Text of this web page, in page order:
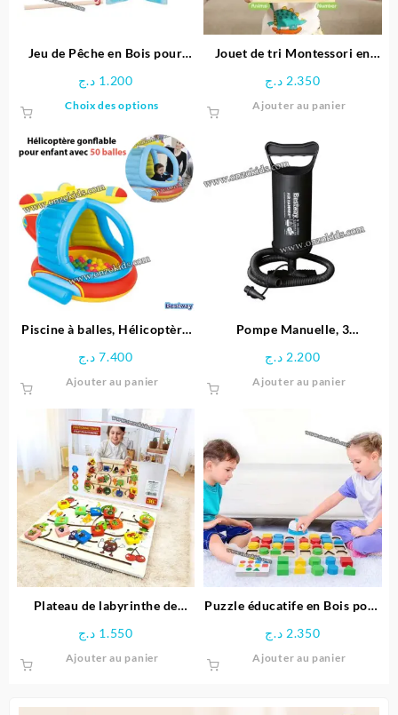
Jeu de Pêche en Bois pour
1.200 د.ج
Choix des options
a
plusieurs
variations.
Les
la
page
Jouet de tri Montessori en
2.350 د.ج
Ajouter au panier
Piscine à balles, Hélicoptère
balles – Bestway
7.400 د.ج
Ajouter au panier
Pompe Manuelle, 3
Plastique – Noir
2.200 د.ج
Ajouter au panier
Plateau de labyrinthe de
Space Boy
1.550 د.ج
Ajouter au panier
Puzzle éducatife en Bois pour
2.350 د.ج
Ajouter au panier